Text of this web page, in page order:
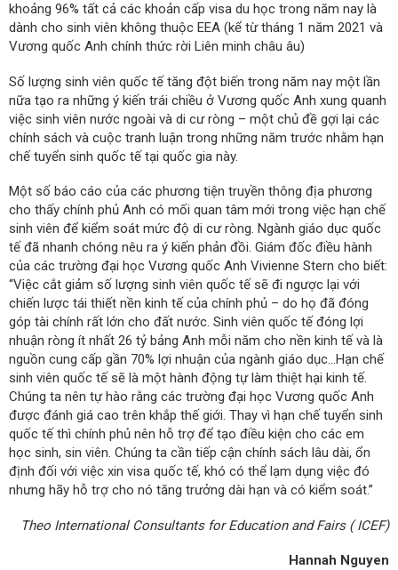
khoảng 96% tất cả các khoản cấp visa du học trong năm nay là
dành cho sinh viên không thuộc EEA (kể từ tháng 1 năm 2021 và
Vương quốc Anh chính thức rời Liên minh châu âu)
Số lượng sinh viên quốc tế tăng đột biến trong năm nay một lần
nữa tạo ra những ý kiến trái chiều ở Vương quốc Anh xung quanh
việc sinh viên nước ngoài và di cư ròng – một chủ đề gợi lại các
chính sách và cuộc tranh luận trong những năm trước nhằm hạn
chế tuyển sinh quốc tế tại quốc gia này.
Một số báo cáo của các phương tiện truyền thông địa phương
cho thấy chính phủ Anh có mối quan tâm mới trong việc hạn chế
sinh viên để kiểm soát mức độ di cư ròng. Ngành giáo dục quốc
tế đã nhanh chóng nêu ra ý kiến phản đồi. Giám đốc điều hành
của các trường đại học Vương quốc Anh Vivienne Stern cho biết:
“Việc cắt giảm số lượng sinh viên quốc tế sẽ đi ngược lại với
chiến lược tái thiết nền kinh tế của chính phủ – do họ đã đóng
góp tài chính rất lớn cho đất nước. Sinh viên quốc tế đóng lợi
nhuận ròng ít nhất 26 tỷ bảng Anh mỗi năm cho nền kinh tế và là
nguồn cung cấp gần 70% lợi nhuận của ngành giáo dục…Hạn chế
sinh viên quốc tế sẽ là một hành động tự làm thiệt hại kinh tế.
Chúng ta nên tự hào rằng các trường đại học Vương quốc Anh
được đánh giá cao trên khắp thế giới. Thay vì hạn chế tuyển sinh
quốc tế thì chính phủ nên hỗ trợ để tạo điều kiện cho các em
học sinh, sin viên. Chúng ta cần tiếp cận chính sách lâu dài, ổn
định đối với việc xin visa quốc tế, khó có thể lạm dụng việc đó
nhưng hãy hỗ trợ cho nó tăng trưởng dài hạn và có kiểm soát.”
Theo International Consultants for Education and Fairs ( ICEF)
Hannah Nguyen